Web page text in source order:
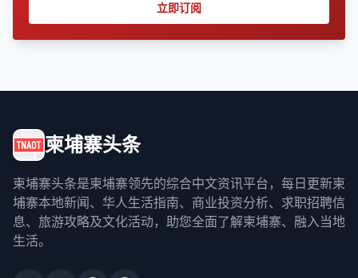
立即订阅
柬埔寨头条
柬埔寨头条是柬埔寨领先的综合中文资讯平台，每日更新柬
埔寨本地新闻、华人生活指南、商业投资分析、求职招聘信
息、旅游攻略及文化活动，助您全面了解柬埔寨、融入当地
生活。